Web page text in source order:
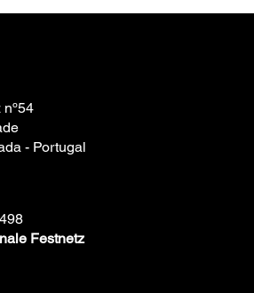
nº54
- Portugal
Festnetz